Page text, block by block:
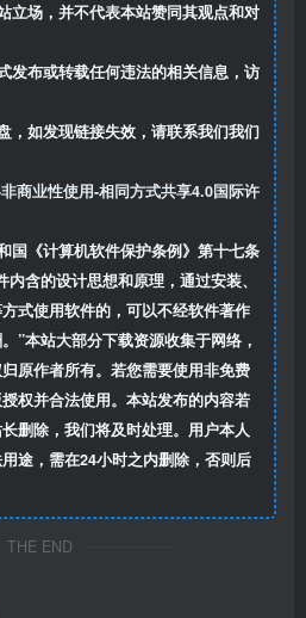
立场，并不代表本站赞同其观点和对
发布或转载任何违法的相关信息，访
，如发现链接失效，请联系我们我们
商业性使用-相同方式共享4.0国际许
国《计算机软件保护条例》第十七条
含的设计思想和原理，通过安装、
式使用软件的，可以不经软件著作
”本站大部分下载资源收集于网络，
原作者所有。若您需要使用非免费
权并合法使用。本站发布的内容若
删除，我们将及时处理。用户本人
途，需在24小时之内删除，否则后
THE END